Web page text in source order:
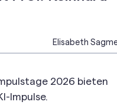
Elisabeth
2026 bieten
Impulse.